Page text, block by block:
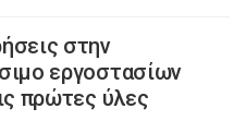
στην
εργοστασίων
πρώτες ύλες